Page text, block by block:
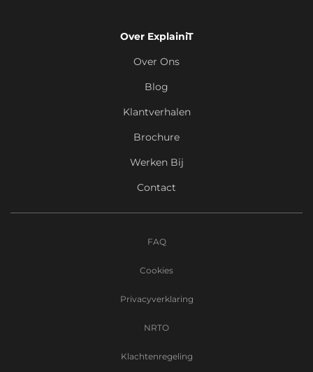
Over ExplainiT
Over Ons
Blog
Klantverhalen
Brochure
Werken Bij
Contact
FAQ
Cookies
Privacyverklaring
NRTO
Klachtenregeling